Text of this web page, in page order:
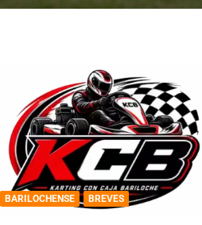
BARILOCHENSE BREVES